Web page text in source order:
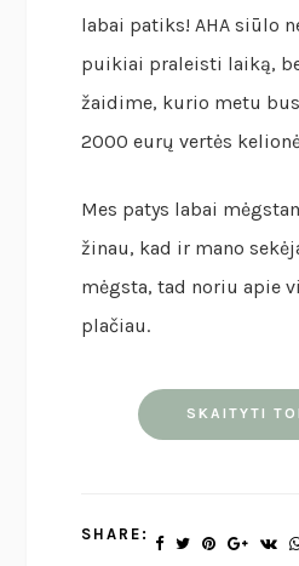
labai patiks! AHA siūlo
puikiai praleisti laiką,
žaidime, kurio metu
2000 eurų vertės
Mes patys labai
žinau, kad ir mano
mėgsta, tad noriu apie
plačiau.
SKAITYTI
SHARE: